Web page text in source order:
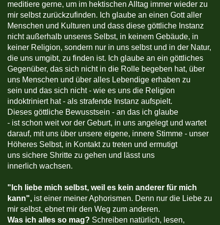
meditiere gerne, um im hektischen Alltag immer wieder zu
mir selbst zurückzufinden. Ich glaube an einen Gott aller
Menschen und Kulturen und dass diese göttliche Instanz
nicht außerhalb unseres Selbst, in keinem Gebäude, in
keiner Religion, sondern nur in uns selbst und in der Natur,
die uns umgibt, zu finden ist. Ich glaube an ein göttliches
Gegenüber, das sich nicht in die Rolle begeben hat, über
uns Menschen und über alles Lebendige erhaben zu
sein und das sich nicht - wie es uns die Religion
indoktriniert hat - als strafende Instanz aufspielt.
Dieses göttliche Bewusstsein - an das ich glaube
- ist schon weit vor der Geburt, in uns angelegt und wartet
darauf, mit uns über unsere eigene, innere Stimme - unser
Höheres Selbst, in Kontakt zu treten und ermutigt
uns sichere Shritte zu gehen und lässt uns
innerlich wachsen.
" Ich liebe mich selbst, weil es kein anderer für mich
kann", ist einer meiner Aphorismen. Denn nur die Liebe zu
mir selbst, ebnet mir den Weg zum anderen.
Was ich alles so mag? Schreiben natürlich, lesen,